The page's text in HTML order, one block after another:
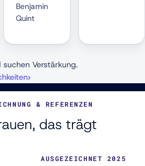
Benjamin
Quint
Verstärkung.
& REFERENZEN
das trägt
AUSGEZEICHNET 2025